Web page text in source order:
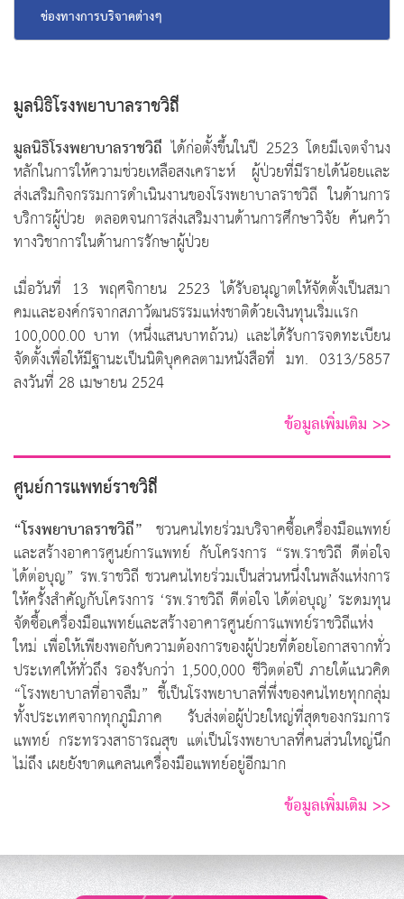
ช่องทางการบริจาคต่างๆ
มูลนิธิโรงพยาบาลราชวิถี
มูลนิธิโรงพยาบาลราชวิถีได้ก่อตั้งขึ้นในปี 2523 โดยมีเจตจำนง
หลักในการให้ความช่วยเหลือสงเคราะห์ ผู้ป่วยที่มีรายได้น้อยเเละ
ส่งเสริมกิจกรรมการดำเนินงานของโรงพยาบาลราชวิถี ในด้านการ
บริการผู้ป่วย ตลอดจนการส่งเสริมงานด้านการศึกษาวิจัย ค้นคว้า
ทางวิชาการในด้านการรักษาผู้ป่วย
เมื่อวันที่ 13 พฤศจิกายน 2523 ได้รับอนุญาตให้จัดตั้งเป็นสมา
คมเเละองค์กรจากสภาวัฒนธรรมแห่งชาติด้วยเงินทุนเริ่มเเรก
100,000.00 บาท (หนึ่งแสนบาทถ้วน) เเละได้รับการจดทะเบียน
จัดตั้งเพื่อให้มีฐานะเป็นนิติบุคคลตามหนังสือที่ มท. 0313/5857
ลงวันที่ 28 เมษายน 2524
ข้อมูลเพิ่มเติม >>
ศูนย์การแพทย์ราชวิถี
“โรงพยาบาลราชวิถี” ชวนคนไทยร่วมบริจาคซื้อเครื่องมือแพทย์
และสร้างอาคารศูนย์การแพทย์ กับโครงการ “รพ.ราชวิถี ดีต่อใจ
ได้ต่อบุญ” รพ.ราชวิถี ชวนคนไทยร่วมเป็นส่วนหนึ่งในพลังแห่งการ
ให้ครั้งสำคัญกับโครงการ ‘รพ.ราชวิถี ดีต่อใจ ได้ต่อบุญ’ ระดมทุน
จัดซื้อเครื่องมือแพทย์และสร้างอาคารศูนย์การแพทย์ราชวิถีแห่ง
ใหม่ เพื่อให้เพียงพอกับความต้องการของผู้ป่วยที่ด้อยโอกาสจากทั่ว
ประเทศให้ทั่วถึง รองรับกว่า 1,500,000 ชีวิตต่อปี ภายใต้แนวคิด
“โรงพยาบาลที่อาจลืม” ชี้เป็นโรงพยาบาลที่พึ่งของคนไทยทุกกลุ่ม
ทั้งประเทศจากทุกภูมิภาค รับส่งต่อผู้ป่วยใหญ่ที่สุดของกรมการ
แพทย์ กระทรวงสาธารณสุข แต่เป็นโรงพยาบาลที่คนส่วนใหญ่นึก
ไม่ถึง เผยยังขาดแคลนเครื่องมือแพทย์อยู่อีกมาก
ข้อมูลเพิ่มเติม >>